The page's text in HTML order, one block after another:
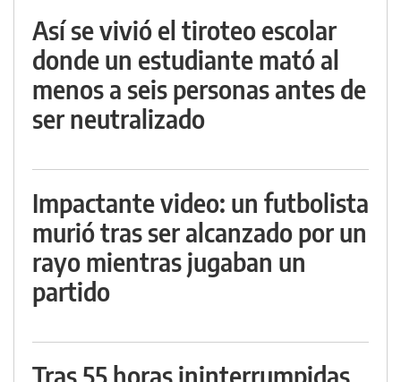
Así se vivió el tiroteo escolar
donde un estudiante mató al
menos a seis personas antes de
ser neutralizado
Impactante video: un futbolista
murió tras ser alcanzado por un
rayo mientras jugaban un
partido
Tras 55 horas ininterrumpidas